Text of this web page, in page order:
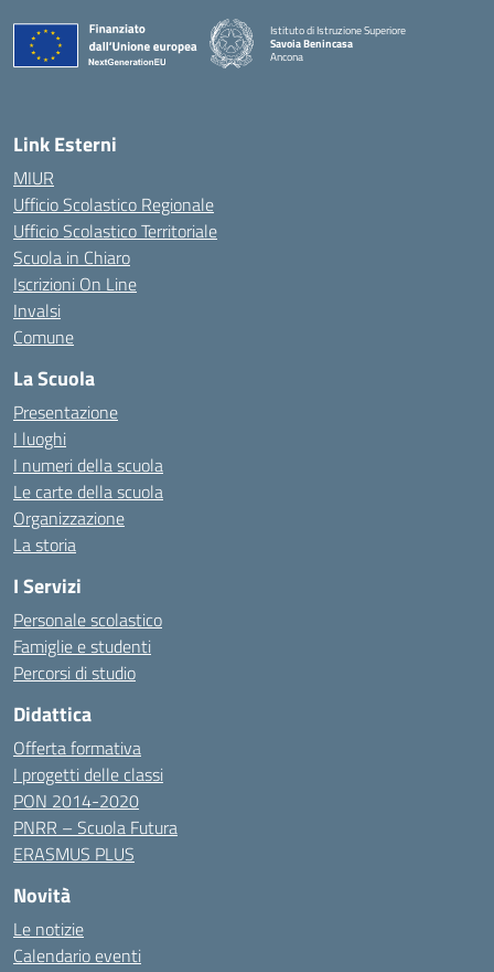
Istituto di Istruzione Superiore
Savoia Benincasa
Ancona
Link Esterni
MIUR
Ufficio Scolastico Regionale
Ufficio Scolastico Territoriale
Scuola in Chiaro
Iscrizioni On Line
Invalsi
Comune
La Scuola
Presentazione
I luoghi
I numeri della scuola
Le carte della scuola
Organizzazione
La storia
I Servizi
Personale scolastico
Famiglie e studenti
Percorsi di studio
Didattica
Offerta formativa
I progetti delle classi
PON 2014-2020
PNRR – Scuola Futura
ERASMUS PLUS
Novità
Le notizie
Calendario eventi